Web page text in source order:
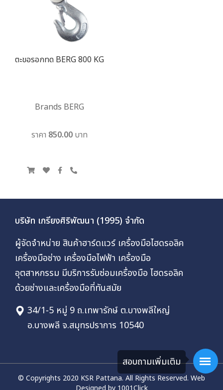
ตะขอรอกทด BERG 800 KG
Brands BERG
ราคา 850.00 บาท
บริษัท เกรียงศิริพัฒนา (1995) จำกัด
ผู้จัดจำหน่าย สินค้าฮาร์ดแวร์ เครื่องมือไฮดรอลิค
เครื่องมือช่าง เครื่องมือไฟฟ้า เครื่องมือ
อุตสาหกรรม มีบริการรับซ่อมเครื่องมือ ไฮดรอลิค
ด้วยช่างและเครื่องมือที่ทันสมัย
34/1-5 หมู่ 9 ถ.เทพารักษ์ ต.บางพลีใหญ่
อ.บางพลี จ.สมุทรปราการ 10540
© Copyrights 2020 KSR Pattana. All Rights Reserved. Web
สอบถามเพิ่มเติม